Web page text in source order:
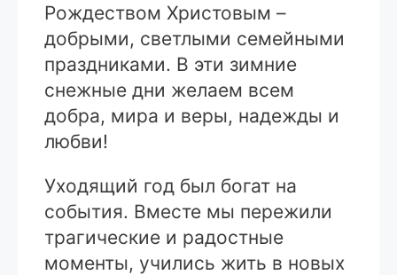
Рождеством Христовым –
добрыми, светлыми семейными
праздниками. В эти зимние
снежные дни желаем всем
добра, мира и веры, надежды и
любви!
Уходящий год был богат на
события. Вместе мы пережили
трагические и радостные
моменты, учились жить в новых